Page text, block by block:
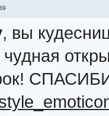
, вы
чудная